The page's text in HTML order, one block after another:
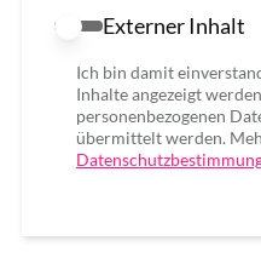
Externer Inhalt
Externer Inhalt
Ich bin damit
Inhalte angezeigt
personenbezogenen
übermittelt werden.